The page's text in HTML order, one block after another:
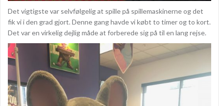
Det vigtigste var selvfølgelig at spille på spillemaskinerne og det
fik vi i den grad gjort. Denne gang havde vi købt to timer og to kort.
Det var en virkelig dejlig måde at forberede sig på til en lang rejse.